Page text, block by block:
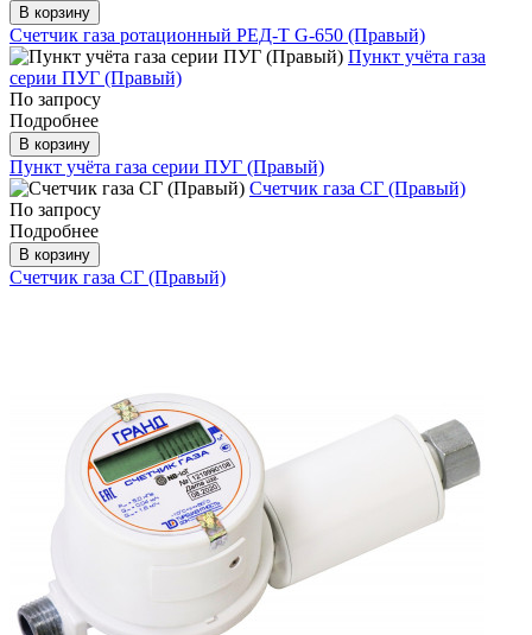
В корзину
Счетчик газа ротационный РЕД-Т G-650 (Правый)
Пункт учёта газа
серии ПУГ (Правый)
По запросу
Подробнее
В корзину
Пункт учёта газа серии ПУГ (Правый)
Счетчик газа СГ (Правый)
По запросу
Подробнее
В корзину
Счетчик газа СГ (Правый)